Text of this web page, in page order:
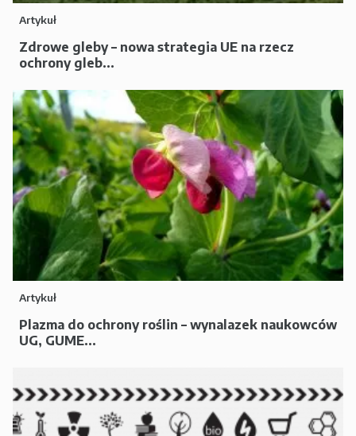
Artykuł
Zdrowe gleby – nowa strategia UE na rzecz
ochrony gleb...
Artykuł
Plazma do ochrony roślin – wynalazek naukowców
UG, GUME...